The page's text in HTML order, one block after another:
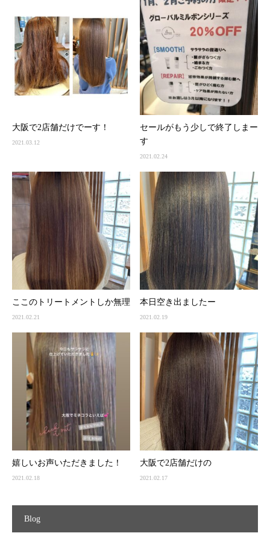
大阪で2店舗だけでーす！
2021.03.12
セールがもう少しで終了しまー
す
2021.02.24
ここのトリートメントしか無理
2021.02.21
本日空き出ましたー
2021.02.19
嬉しいお声いただきました！
2021.02.18
大阪で2店舗だけの
2021.02.17
Blog